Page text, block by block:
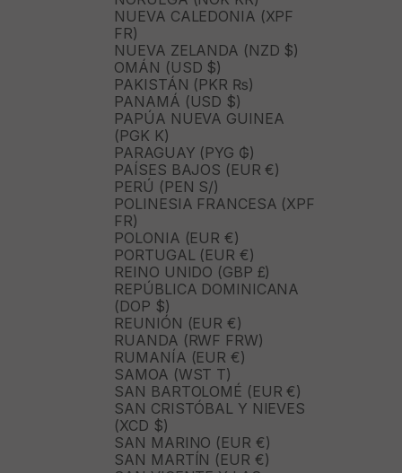
NUEVA CALEDONIA (XPF
FR)
NUEVA ZELANDA (NZD $)
OMÁN (USD $)
PAKISTÁN (PKR ₨)
PANAMÁ (USD $)
PAPÚA NUEVA GUINEA
(PGK K)
PARAGUAY (PYG ₲)
PAÍSES BAJOS (EUR €)
PERÚ (PEN S/)
POLINESIA FRANCESA (XPF
FR)
POLONIA (EUR €)
PORTUGAL (EUR €)
REINO UNIDO (GBP £)
REPÚBLICA DOMINICANA
(DOP $)
REUNIÓN (EUR €)
RUANDA (RWF FRW)
RUMANÍA (EUR €)
SAMOA (WST T)
SAN BARTOLOMÉ (EUR €)
SAN CRISTÓBAL Y NIEVES
(XCD $)
SAN MARINO (EUR €)
SAN MARTÍN (EUR €)